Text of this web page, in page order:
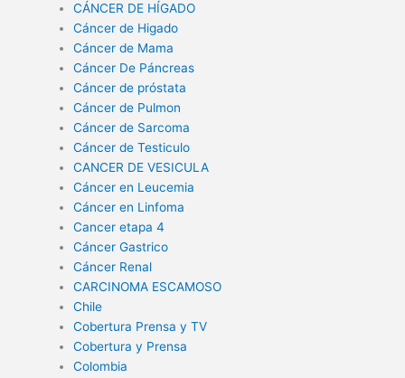
CÁNCER DE HÍGADO
Cáncer de Higado
Cáncer de Mama
Cáncer De Páncreas
Cáncer de próstata
Cáncer de Pulmon
Cáncer de Sarcoma
Cáncer de Testiculo
CANCER DE VESICULA
Cáncer en Leucemia
Cáncer en Linfoma
Cancer etapa 4
Cáncer Gastrico
Cáncer Renal
CARCINOMA ESCAMOSO
Chile
Cobertura Prensa y TV
Cobertura y Prensa
Colombia